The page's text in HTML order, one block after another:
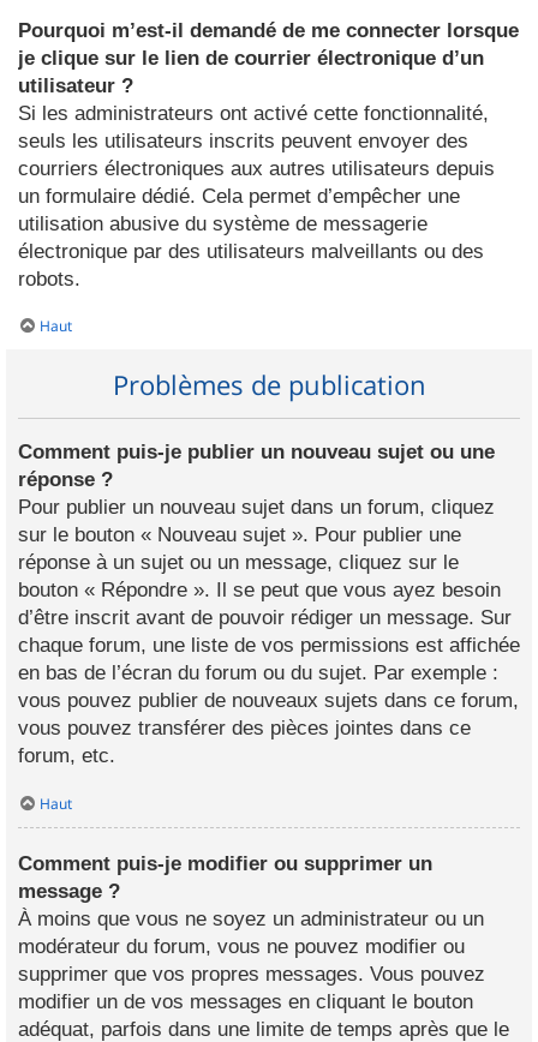
Pourquoi m’est-il demandé de me connecter lorsque
je clique sur le lien de courrier électronique d’un
utilisateur ?
Si les administrateurs ont activé cette fonctionnalité,
seuls les utilisateurs inscrits peuvent envoyer des
courriers électroniques aux autres utilisateurs depuis
un formulaire dédié. Cela permet d’empêcher une
utilisation abusive du système de messagerie
électronique par des utilisateurs malveillants ou des
robots.
Haut
Problèmes de publication
Comment puis-je publier un nouveau sujet ou une
réponse ?
Pour publier un nouveau sujet dans un forum, cliquez
sur le bouton « Nouveau sujet ». Pour publier une
réponse à un sujet ou un message, cliquez sur le
bouton « Répondre ». Il se peut que vous ayez besoin
d’être inscrit avant de pouvoir rédiger un message. Sur
chaque forum, une liste de vos permissions est affichée
en bas de l’écran du forum ou du sujet. Par exemple :
vous pouvez publier de nouveaux sujets dans ce forum,
vous pouvez transférer des pièces jointes dans ce
forum, etc.
Haut
Comment puis-je modifier ou supprimer un
message ?
À moins que vous ne soyez un administrateur ou un
modérateur du forum, vous ne pouvez modifier ou
supprimer que vos propres messages. Vous pouvez
modifier un de vos messages en cliquant le bouton
adéquat, parfois dans une limite de temps après que le